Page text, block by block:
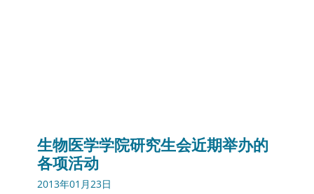
生物医学学院研究生会近期举办的
各项活动
2013年01月23日